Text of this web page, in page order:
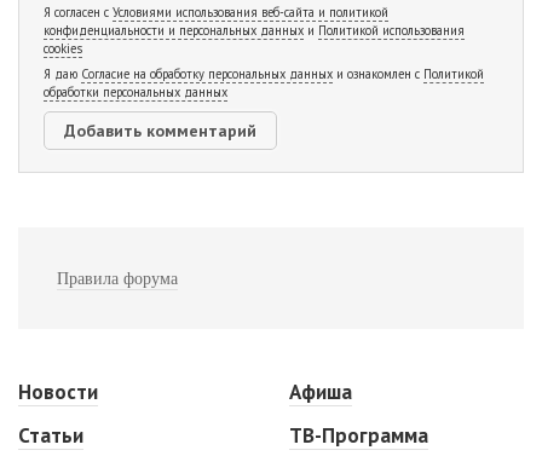
Я согласен с Условиями использования веб-сайта и политикой
конфиденциальности и персональных данных и Политикой использования
cookies
Я даю Согласие на обработку персональных данных и ознакомлен с Политикой
обработки персональных данных
Правила форума
Новости
Статьи
Афиша
ТВ-Программа